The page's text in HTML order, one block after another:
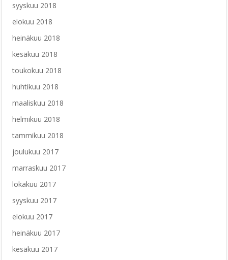
syyskuu 2018
elokuu 2018
heinäkuu 2018
kesäkuu 2018
toukokuu 2018
huhtikuu 2018
maaliskuu 2018
helmikuu 2018
tammikuu 2018
joulukuu 2017
marraskuu 2017
lokakuu 2017
syyskuu 2017
elokuu 2017
heinäkuu 2017
kesäkuu 2017